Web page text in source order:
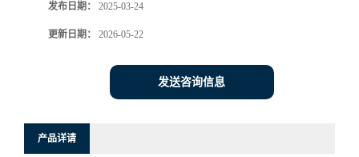
发布日期： 2025-03-24
更新日期： 2026-05-22
发送咨询信息
产品详请